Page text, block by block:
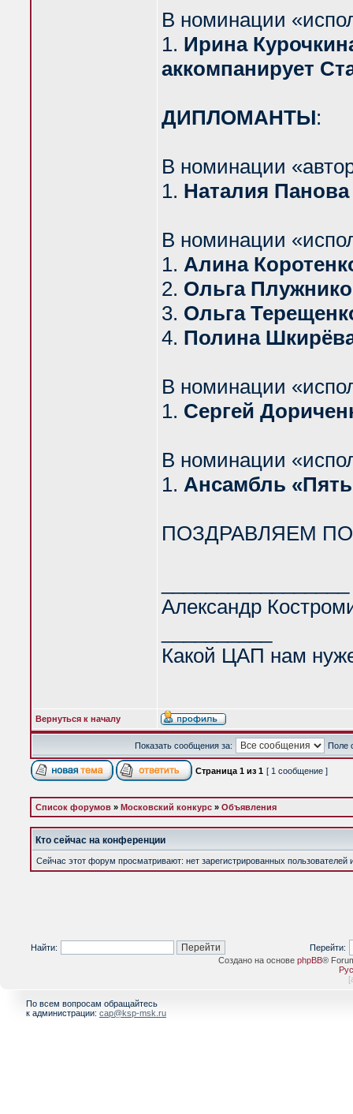
В номинации
1. Ирина
аккомпанирует
ДИПЛОМАНТЫ:
В номинации
1. Наталия Панова
В номинации
1. Алина
2. Ольга
3. Ольга
4. Полина
В номинации
1. Сергей
В номинации
1. Ансамбль
ПОЗДРАВЛЯЕМ
Александр
Какой ЦАП нам
Вернуться к началу
Показать сообщения за: Поле
Страница 1 из 1 [ 1 сообщение ]
Список форумов » Московский конкурс » Объявления
Кто сейчас на конференции
Сейчас этот форум просматривают: нет зарегистрированных пользователей
Найти:
Перейти:
Создано на основе phpBB®
[
По всем вопросам обращайтесь
к администрации: cap@ksp-msk.ru